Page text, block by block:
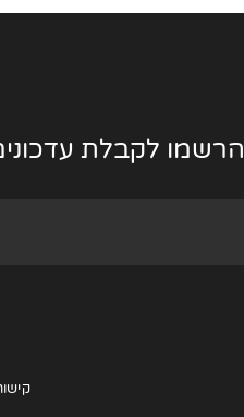
הרשמו לקבלת